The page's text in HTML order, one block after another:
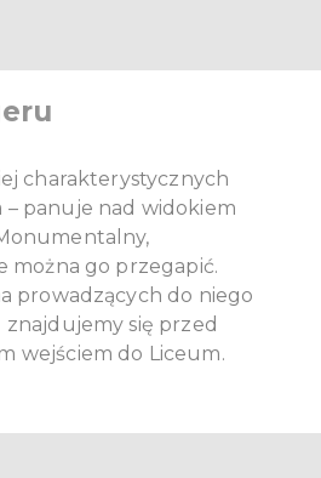
charakterystycznych
– panuje nad widokiem
można go przegapić.
prowadzących do niego
się przed
wejściem do Liceum.